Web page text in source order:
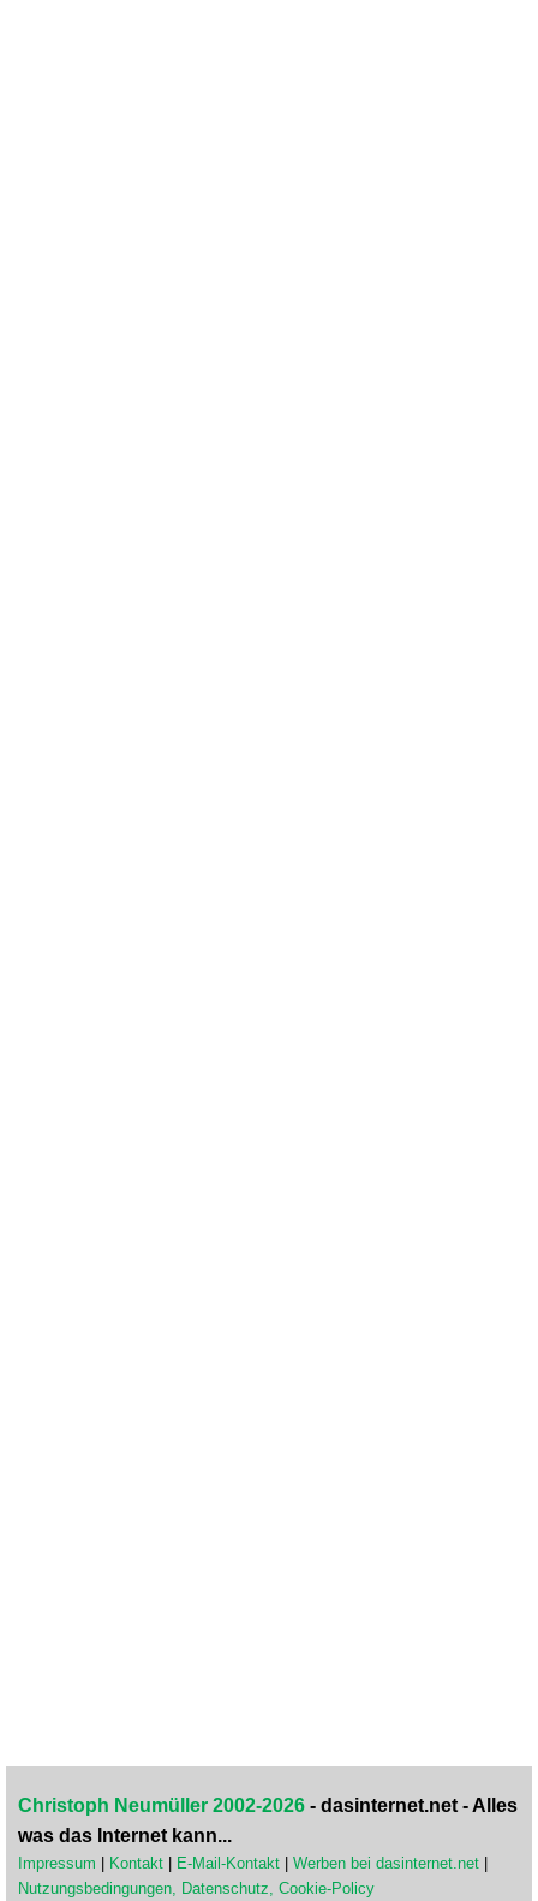
Christoph Neumüller 2002-2026 - dasinternet.net - Alles
was das Internet kann...
Impressum Kontakt E-Mail-Kontakt Werben bei dasinternet.net
Nutzungsbedingungen, Datenschutz, Cookie-Policy